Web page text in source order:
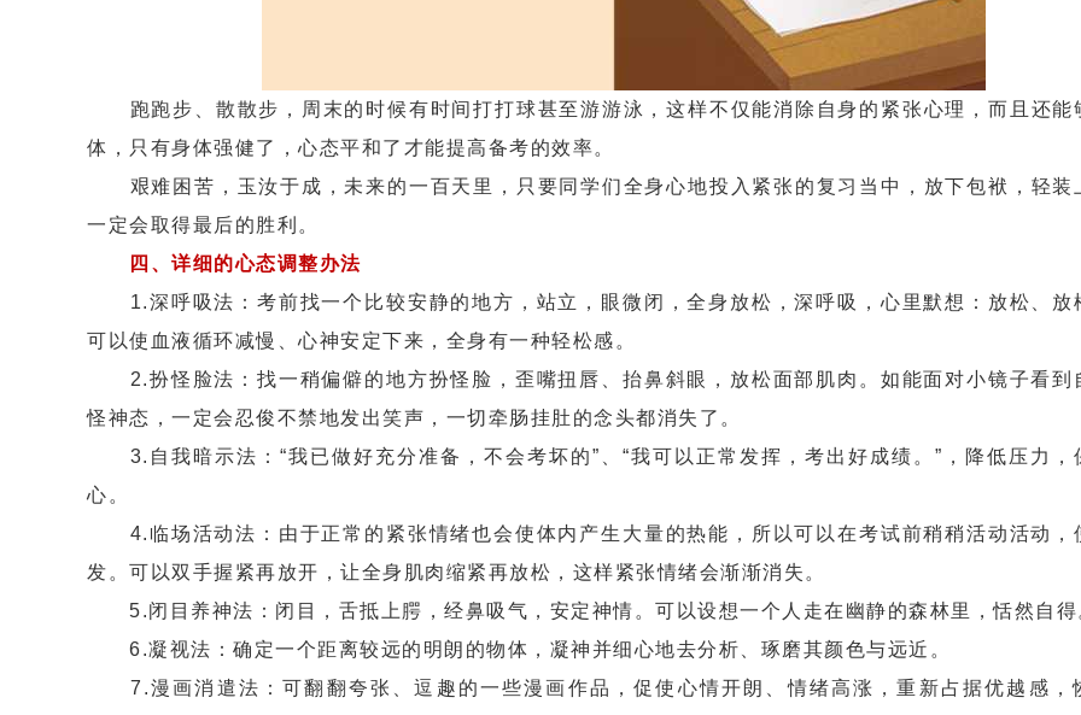
跑跑步、散散步，周末的时候有时间打打球甚至游游泳，这样不仅能消除自身的紧张心理，而且还能
体，只有身体强健了，心态平和了才能提高备考的效率。
艰难困苦，玉汝于成，未来的一百天里，只要同学们全身心地投入紧张的复习当中，放下包袱，轻装
一定会取得最后的胜利。
四、详细的心态调整办法
1.深呼吸法：考前找一个比较安静的地方，站立，眼微闭，全身放松，深呼吸，心里默想：放松、放
可以使血液循环减慢、心神安定下来，全身有一种轻松感。
2.扮怪脸法：找一稍偏僻的地方扮怪脸，歪嘴扭唇、抬鼻斜眼，放松面部肌肉。如能面对小镜子看到
怪神态，一定会忍俊不禁地发出笑声，一切牵肠挂肚的念头都消失了。
3.自我暗示法：“我已做好充分准备，不会考坏的”、“我可以正常发挥，考出好成绩。”，降低压力，
心。
4.临场活动法：由于正常的紧张情绪也会使体内产生大量的热能，所以可以在考试前稍稍活动活动，
发。可以双手握紧再放开，让全身肌肉缩紧再放松，这样紧张情绪会渐渐消失。
5.闭目养神法 ：闭目，舌抵上腭，经鼻吸气，安定神情。可以设想一个人走在幽静的森林里，恬然自
6.凝视法：确定一个距离较远的明朗的物体，凝神并细心地去分析、琢磨其颜色与远近。
7.漫画消遣法：可翻翻夸张、逗趣的一些漫画作品，促使心情开朗、情绪高涨，重新占据优越感，